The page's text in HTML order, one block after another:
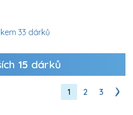
33 dárků
15 dárků
1 2 3